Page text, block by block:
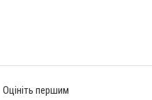
Оцініть першим